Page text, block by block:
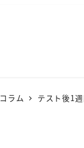
コラム テスト後1